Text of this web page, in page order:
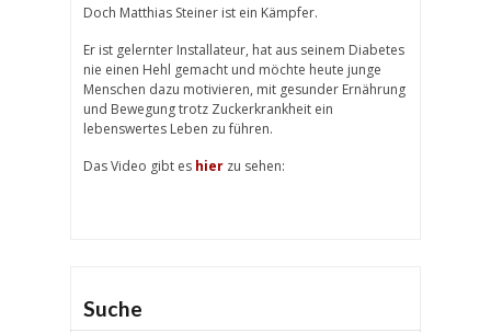
Doch Matthias Steiner ist ein Kämpfer.
Er ist gelernter Installateur, hat aus seinem Diabetes
nie einen Hehl gemacht und möchte heute junge
Menschen dazu motivieren, mit gesunder Ernährung
und Bewegung trotz Zuckerkrankheit ein
lebenswertes Leben zu führen.
Das Video gibt es hier zu sehen:
Suche